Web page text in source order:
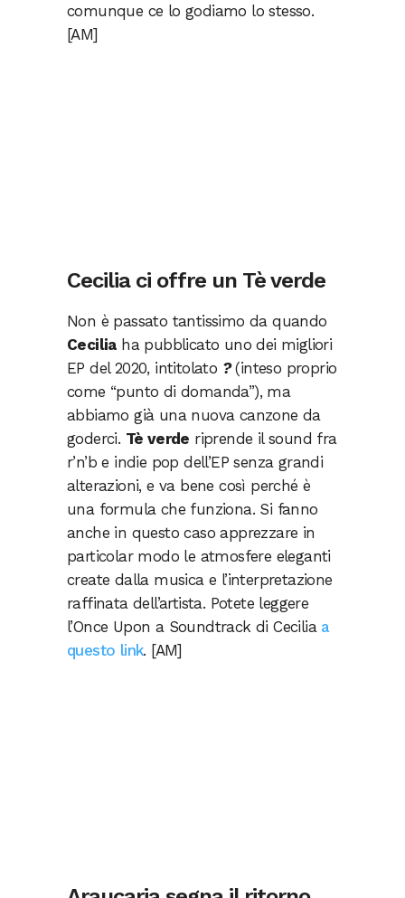
comunque ce lo godiamo lo stesso.
[AM]
Cecilia ci offre un Tè verde
Non è passato tantissimo da quando
Ceciliaha pubblicato uno dei migliori
EP del 2020, intitolato ?(inteso proprio
come “punto di domanda”), ma
abbiamo già una nuova canzone da
goderci. Tè verde riprende il sound fra
r’n’b e indie pop dell’EP senza grandi
alterazioni, e va bene così perché è
una formula che funziona. Si fanno
anche in questo caso apprezzare in
particolar modo le atmosfere eleganti
create dalla musica e l’interpretazione
raffinata dell’artista. Potete leggere
l’Once Upon a Soundtrack di Cecilia a
questo link. [AM]